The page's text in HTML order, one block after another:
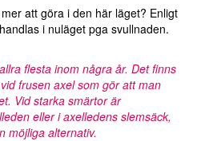
att göra i den här läget? Enligt
i nuläget pga svullnaden.
flesta inom några år. Det finns
frusen axel som gör att man
Vid starka smärtor är
eller i axelledens slemsäck,
möjliga alternativ.